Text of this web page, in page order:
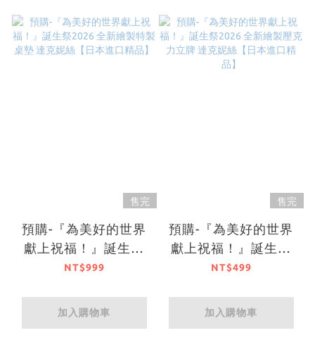
售完
預購-『為美好的世界
獻上祝福！』誕生祭
2026 全新繪製特製桌
口精品】
NT$999
加入購物車
售完
預購-『為美好的世界
獻上祝福！』誕生祭
2026 全新繪製壓克力
進口精品】
NT$499
加入購物車